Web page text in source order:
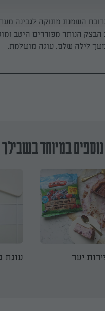
השמנת מתוקה לגבינה
הנותר מפוררים היטב
לילה שלם. עוגה מושלמת.
במיוחד בשבילך
יער עוגת